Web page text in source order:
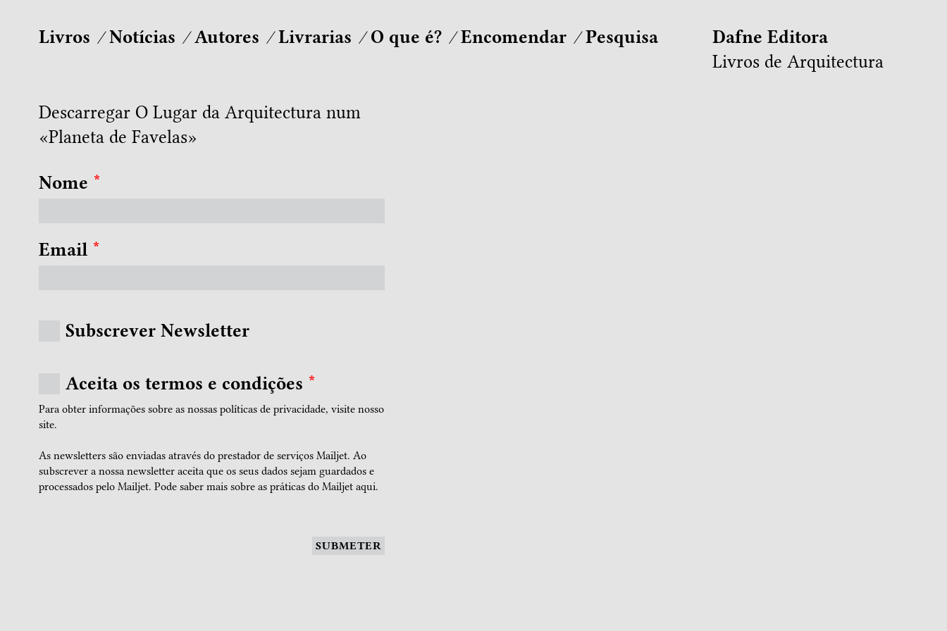
Dafne Editora
Livros de Arquitectura
Livros Notícias Autores Livrarias O que é? Encomendar Pesquisa
Descarregar O Lugar da Arquitectura num
«Planeta de Favelas»
Nome *
Email *
Subscrever Newsletter
Aceita os termos e condições *
Para obter informações sobre as nossas políticas de privacidade, visite nosso
site.
As newsletters são enviadas através do prestador de serviços Mailjet. Ao
subscrever a nossa newsletter aceita que os seus dados sejam guardados e
processados pelo Mailjet. Pode saber mais sobre as práticas do Mailjet aqui.
SUBMETER